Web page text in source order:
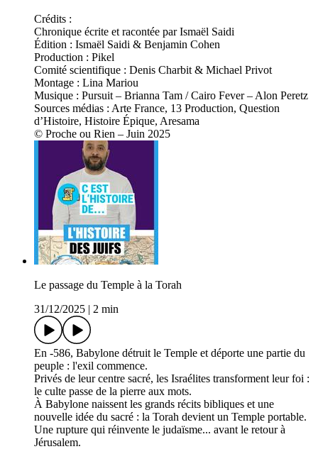
Crédits :
Chronique écrite et racontée par Ismaël Saidi
Édition : Ismaël Saidi & Benjamin Cohen
Production : Pikel
Comité scientifique : Denis Charbit & Michael Privot
Montage : Lina Mariou
Musique : Pursuit – Brianna Tam / Cairo Fever – Alon Peretz
Sources médias : Arte France, 13 Production, Question
d’Histoire, Histoire Épique, Aresama
© Proche ou Rien – Juin 2025
Le passage du Temple à la Torah
31/12/2025 | 2 min
En -586, Babylone détruit le Temple et déporte une partie du
peuple : l'exil commence.
Privés de leur centre sacré, les Israélites transforment leur foi :
le culte passe de la pierre aux mots.
À Babylone naissent les grands récits bibliques et une
nouvelle idée du sacré : la Torah devient un Temple portable.
Une rupture qui réinvente le judaïsme... avant le retour à
Jérusalem.